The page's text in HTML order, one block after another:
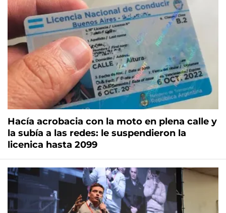
Hacía acrobacia con la moto en plena calle y
la subía a las redes: le suspendieron la
licenica hasta 2099